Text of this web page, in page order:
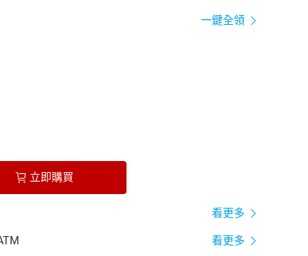
一鍵全領
立即購買
看更多
看更多